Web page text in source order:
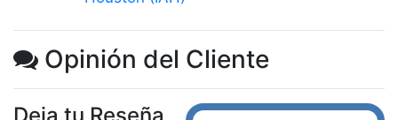
Opinión del Cliente